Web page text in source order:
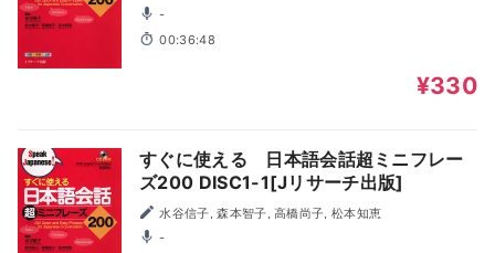
-
00:36:48
¥330
すぐに使える 日本語会話超ミニフレー
ズ200 DISC1-1[Jリサーチ出版]
水谷信子, 森本智子, 高橋尚子, 松本知恵
-